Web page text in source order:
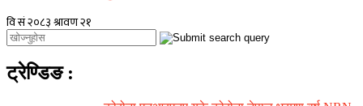
ट्रेण्डिङ :